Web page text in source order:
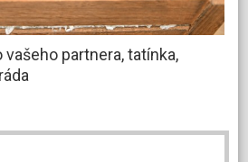
vašeho partnera, tatínka,